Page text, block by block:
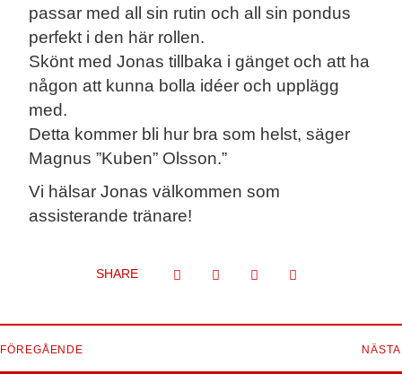
passar med all sin rutin och all sin pondus
perfekt i den här rollen.
Skönt med Jonas tillbaka i gänget och att ha
någon att kunna bolla idéer och upplägg
med.
Detta kommer bli hur bra som helst, säger
Magnus ”Kuben” Olsson.”
Vi hälsar Jonas välkommen som
assisterande tränare!
SHARE
FÖREGÅENDE NÄSTA